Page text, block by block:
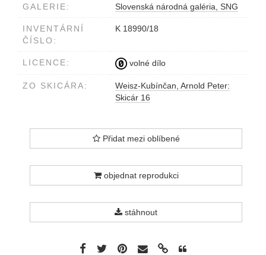
GALERIE: Slovenská národná galéria, SNG
INVENTÁRNÍ
ČÍSLO:
K 18990/18
LICENCE: volné dílo
ZO SKICÁRA:
Weisz-Kubínčan, Arnold Peter:
Skicár 16
Přidat mezi oblíbené
objednat reprodukci
stáhnout